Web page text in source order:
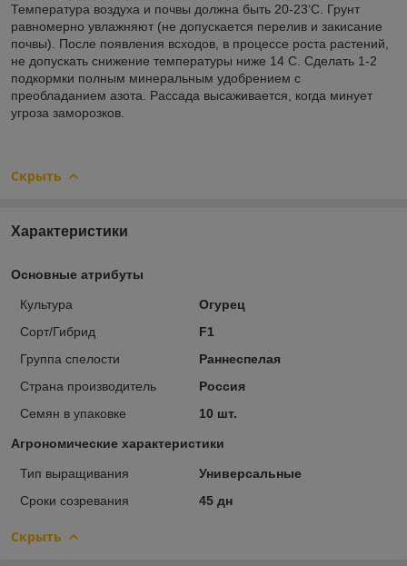
Температура воздуха и почвы должна быть 20-23‘С. Грунт
равномерно увлажняют (не допускается перелив и закисание
почвы). После появления всходов, в процессе роста растений,
не допускать снижение температуры ниже 14 С. Сделать 1-2
подкормки полным минеральным удобрением с
преобладанием азота. Рассада высаживается, когда минует
угроза заморозков.
Скрыть
Характеристики
Основные атрибуты
Культура
Огурец
Сорт/Гибрид
F1
Группа спелости
Раннеспелая
Страна производитель
Россия
Семян в упаковке
10 шт.
Агрономические характеристики
Тип выращивания
Универсальные
Сроки созревания
45 дн
Скрыть